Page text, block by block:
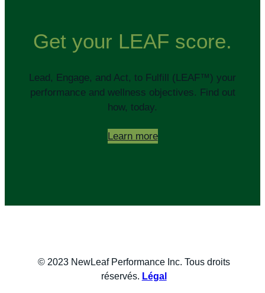
Get your LEAF score.
Lead, Engage, and Act, to Fulfill (LEAF™) your
performance and wellness objectives. Find out
how, today.
Learn more
© 2023 NewLeaf Performance Inc. Tous droits
réservés. Légal